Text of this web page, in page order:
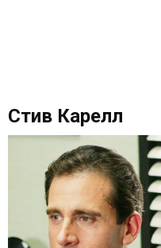
Стив Карелл